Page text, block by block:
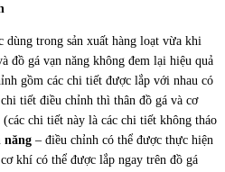
trong sản xuất hàng loạt vừa khi
đồ gá vạn năng không đem lại hiệu quả
gồm các chi tiết được lắp với nhau có
tiết điều chỉnh thì thân đồ gá và cơ
chi tiết này là các chi tiết không tháo
năng – điều chỉnh có thể được thực hiện
khí có thể được lắp ngay trên đồ gá